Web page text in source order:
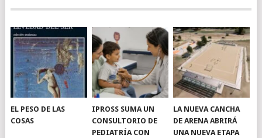
EL PESO DE LAS
COSAS
IPROSS SUMA UN
CONSULTORIO DE
PEDIATRÍA CON
LA NUEVA CANCHA
DE ARENA ABRIRÁ
UNA NUEVA ETAPA